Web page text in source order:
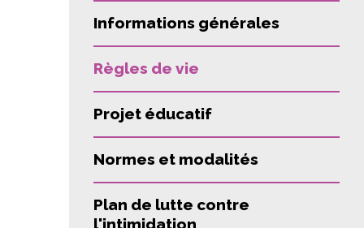
Informations générales
Règles de vie
Projet éducatif
Normes et modalités
Plan de lutte contre
l'intimidation